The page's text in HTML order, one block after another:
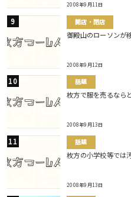
2008年9月11日
開店・閉店
御殿山のローソンが
2008年9月12日
話題
枚方で服を売るなら
2008年9月13日
話題
枚方の小学校等では
2008年9月13日